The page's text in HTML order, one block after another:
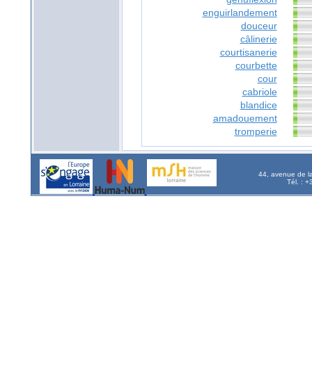
enguirlandement
douceur
câlinerie
courtisanerie
courbette
cour
cabriole
blandice
amadouement
tromperie
44, avenue de
Tél. :